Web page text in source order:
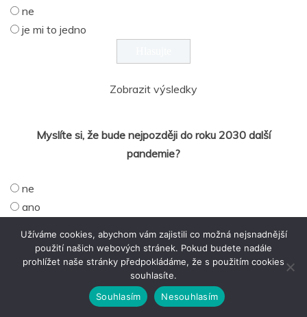
ne
je mi to jedno
Zobrazit výsledky
Myslíte si, že bude nejpozději do roku 2030 další
pandemie?
ne
ano
Zobrazit výsledky
Užíváme cookies, abychom vám zajistili co možná nejsnadnější
použití našich webových stránek. Pokud budete nadále
prohlížet naše stránky předpokládáme, že s použitím cookies
souhlasíte.
Souhlasím
Nesouhlasím